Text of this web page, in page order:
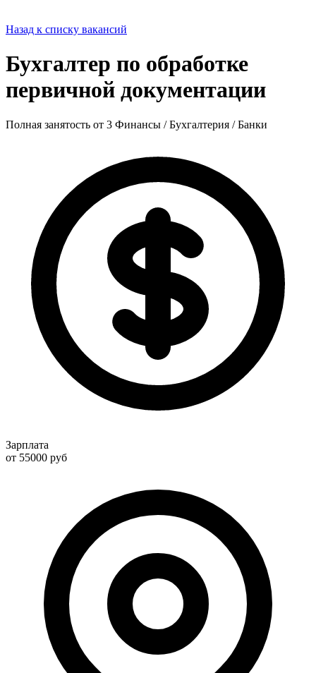
Назад к списку вакансий
Бухгалтер по обработке
первичной документации
Полная занятость от 3 Финансы / Бухгалтерия / Банки
Зарплата
от 55000 руб